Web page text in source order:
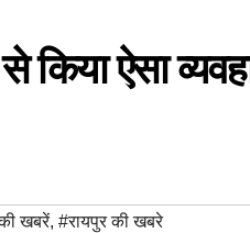
किया ऐसा
खबरें, #रायपुर की खबरे